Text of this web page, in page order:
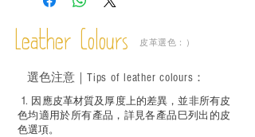
－ 此產品含有細小配件、尖銳物件，恕不
必須由成年人陪同下使用並應小心處理。
Leather Colours 皮革選色：）
1. ​ 因應皮革材質及厚度上的差異，並非所有皮
色均適用於所有產品，詳見各產品巳列出的皮
色選項。
選色注意｜ Tips of leather colours ：